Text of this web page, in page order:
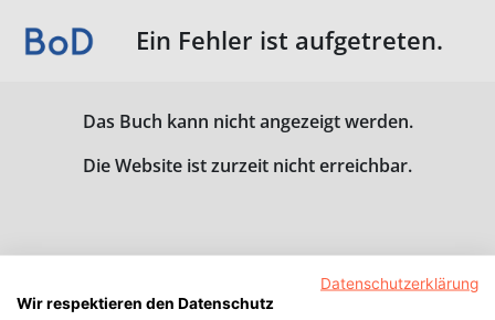
Ein Fehler ist aufgetreten.
Das Buch kann nicht angezeigt werden.
Die Website ist zurzeit nicht erreichbar.
Datenschutzerklärung
Wir respektieren den Datenschutz